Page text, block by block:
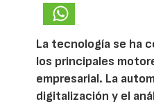
La tecnología se ha
los principales
empresarial. La
digitalización y el